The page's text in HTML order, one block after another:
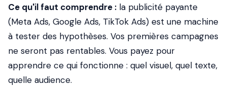
Ce qu'il faut comprendre : la publicité payante
(Meta Ads, Google Ads, TikTok Ads) est une machine
à tester des hypothèses. Vos premières campagnes
ne seront pas rentables. Vous payez pour
apprendre ce qui fonctionne : quel visuel, quel texte,
quelle audience.